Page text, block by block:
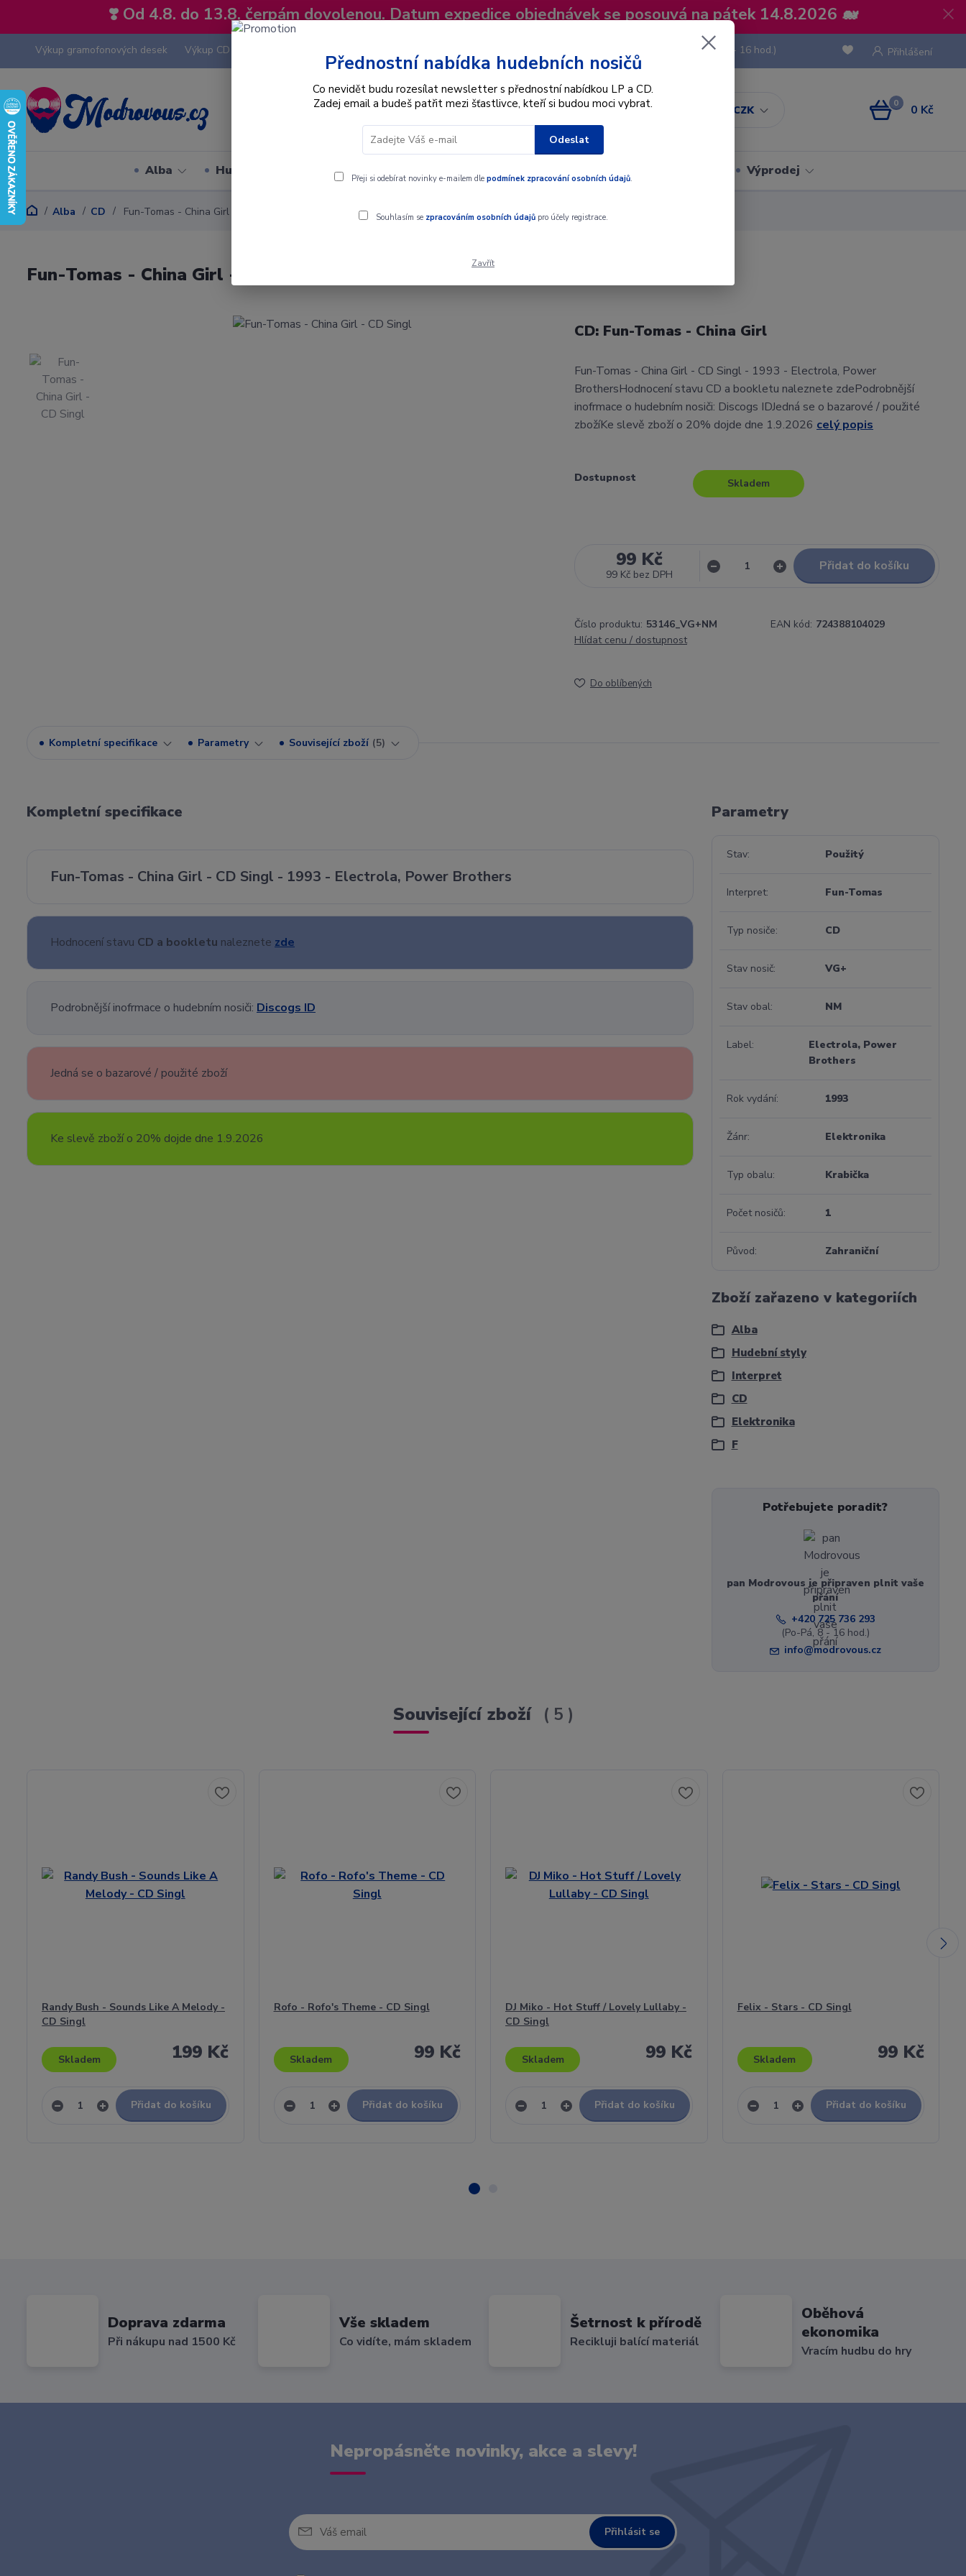
❣️ Od 4.8. do 13.8. čerpám dovolenou. Datum expedice objednávek se posouvá na pátek 14.8.2026 🐋
Výkup gramofonových desek Výkup CD
CZK
Přihlášení
Hledat
(Po-Pá, 8 - 16 hod.)
0 0 Kč
Alba Hudební styly Interpret Dárkové poukazy Výprodej
Alba CD Fun-Tomas - China Girl - CD Singl
Fun-Tomas - China Girl - CD Singl
CD: Fun-Tomas - China Girl
Fun-Tomas - China Girl - CD Singl - 1993 - Electrola, Power
BrothersHodnocení stavu CD a bookletu naleznete zdePodrobnější
inofrmace o hudebním nosiči: Discogs IDJedná se o bazarové / použité
zbožíKe slevě zboží o 20% dojde dne 1.9.2026 celý popis
Dostupnost Skladem
99 Kč
99 Kč bez DPH
Přidat do košíku
Číslo produktu: 53146_VG+NM EAN kód: 724388104029
Hlídat cenu / dostupnost
Do oblíbených
Kompletní specifikace Parametry Související zboží 5
Kompletní specifikace
Fun-Tomas - China Girl - CD Singl - 1993 - Electrola, Power Brothers
Hodnocení stavu CD a bookletu naleznete zde
Podrobnější inofrmace o hudebním nosiči: Discogs ID
Jedná se o bazarové / použité zboží
Ke slevě zboží o 20% dojde dne 1.9.2026
Parametry
Stav Použitý
Interpret Fun-Tomas
Typ nosiče CD
Stav nosič VG+
Stav obal NM
Label
Electrola, Power
Brothers
Rok vydání 1993
Žánr Elektronika
Typ obalu Krabička
Počet nosičů 1
Původ Zahraniční
Zboží zařazeno v kategoriích
Alba
Hudební styly
Interpret
CD
Elektronika
F
Potřebujete poradit?
pan Modrovous je připraven plnit vaše
přání
+420 725 736 293
(Po-Pá, 8 - 16 hod.)
info@modrovous.cz
Související zboží 5
Randy Bush - Sounds Like A Melody -
CD Singl
199 Kč
Skladem
Přidat do košíku
Rofo - Rofo's Theme - CD Singl
99 Kč
Skladem
Přidat do košíku
DJ Miko - Hot Stuff / Lovely Lullaby -
CD Singl
99 Kč
Skladem
Přidat do košíku
Felix - Stars - CD Singl
99 Kč
Skladem
Přidat do košíku
Doprava zdarma
Při nákupu nad 1500 Kč
Vše skladem
Co vidíte, mám skladem
Šetrnost k přírodě
Recikluji balící materiál
Oběhová
ekonomika
Vracím hudbu do hry
Nepropásněte novinky, akce a slevy!
Přihlásit se
Přednostní nabídka hudebních nosičů
Co nevidět budu rozesílat newsletter s přednostní nabídkou LP a CD.
Zadej email a budeš patřit mezi šťastlivce, kteří si budou moci vybrat.
Odeslat
Přeji si odebírat novinky e-mailem dle podmínek zpracování osobních údajů.
Souhlasím se zpracováním osobních údajůpro účely registrace.
Zavřít